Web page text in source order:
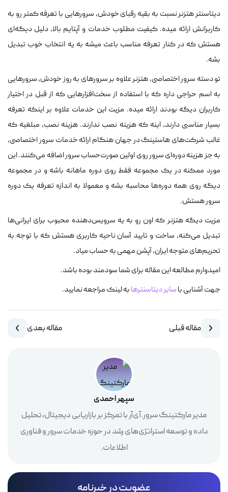
دیتاسنتر هتزنر نسبت به بقیه رقبای خودش، سرورهایی با تعرفه کمتر رو به
کاربرانش ارائه میده. کیفیت مطلوب خدمات و آپتایم بالا، دلیل دیگه‌ای
هستش که در کنار تعرفه مناسب باعث میشه به یه انتخاب خوب تبدیل
بشه.
تو دسته سرور اختصاصی، هتزنر علاوه بر سرورهای به روز خودش، سرورهایی
به اسم حراجی داره که با استفاده از سخت‌افزارهایی که از قبل در اختیار
کاربران دیگه بودند ارائه میده. مزیت این خدمات علاوه بر اینکه تعرفه
بسیار مناسبی دارند، اینه که هزینه نصب ندارند. هزینه نصب، مبلغیه که
غالب شرکت‌های هاستینگ در جهان هنگام ارائه خدمات سرور اختصاصی،
به جز هزینه دوره‌ای سرور روی اولین صورت‌حساب سرور اضافه می‌کنند. این
مورد ممکنه در یک مجموعه فقط روی دوره ماهانه باشه و در مجموعه
دیگه روی همه دوره‌ها محاسبه بشه و معمولا به اندازه تعرفه یک دوره
سرور هستش.
مزیت دیگه هتزنر که اون رو به یه سرویس‌دهنده محبوب برای ایرانی‌ها
تبدیل می‌کنه، ساخت و تایید آسان ناحیه کاربری هستش که با توجه به
تحریم‌های متوجه ایران، آپشن مهمی به حساب میاد.
امیدوارم مطالعه این مقاله برای شما سودمند بوده باشد.
جهت آشنایی باسایر دیتاسنترهابه لینک مراجعه نمایید.
مقاله قبلی مقاله بعدی
سپهر احمدی
مدیر مارکتینگ سرور.آی‌آر با تمرکز بر بازاریابی دیجیتال، تحلیل
داده و توسعه استراتژی‌های رشد در حوزه خدمات سرور و فناوری
اطلاعات.
عضویت در خبرنامه